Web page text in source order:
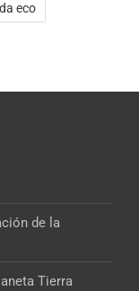
eco
de la
Tierra